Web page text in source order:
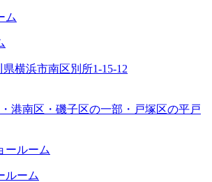
横浜市南区別所1-15-12
港南区・磯子区の一部・戸塚区の平戸
ルーム